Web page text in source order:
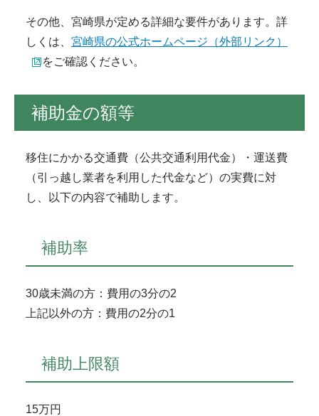
その他、宮崎県が定める詳細な要件があります。詳
しくは、 宮崎県の公式ホームページ（外部リンク）
をご確認ください。
補助金の額等
移住にかかる交通費（公共交通利用代金）・運送費
（引っ越し業者を利用した代金など）の実費に対
し、以下の内容で補助します。
補助率
30歳未満の方：費用の3分の2
上記以外の方：費用の2分の1
補助上限額
15万円